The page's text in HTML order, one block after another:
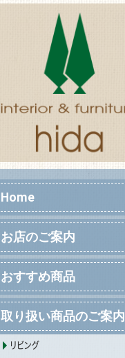
Home
お店のご案内
おすすめ商品
取り扱い商品のご案内
リビング